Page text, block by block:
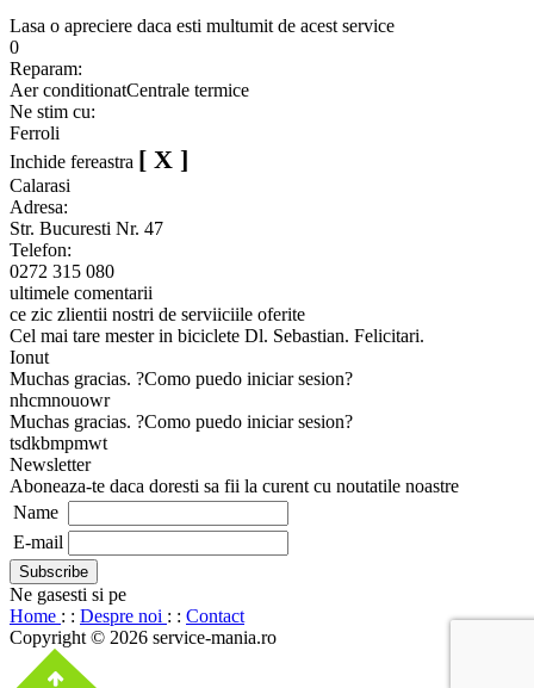
Lasa o apreciere daca esti multumit de acest service
0
Reparam:
Aer conditionatCentrale termice
Ne stim cu:
Ferroli
Inchide fereastra [ X ]
Calarasi
Adresa:
Str. Bucuresti Nr. 47
Telefon:
0272 315 080
ultimele comentarii
ce zic zlientii nostri de serviiciile oferite
Cel mai tare mester in biciclete Dl. Sebastian. Felicitari.
Ionut
Muchas gracias. ?Como puedo iniciar sesion?
nhcmnouowr
Muchas gracias. ?Como puedo iniciar sesion?
tsdkbmpmwt
Newsletter
Aboneaza-te daca doresti sa fii la curent cu noutatile noastre
Name
E-mail
Ne gasesti si pe
Home : : Despre noi : : Contact
Copyright © 2026 service-mania.ro